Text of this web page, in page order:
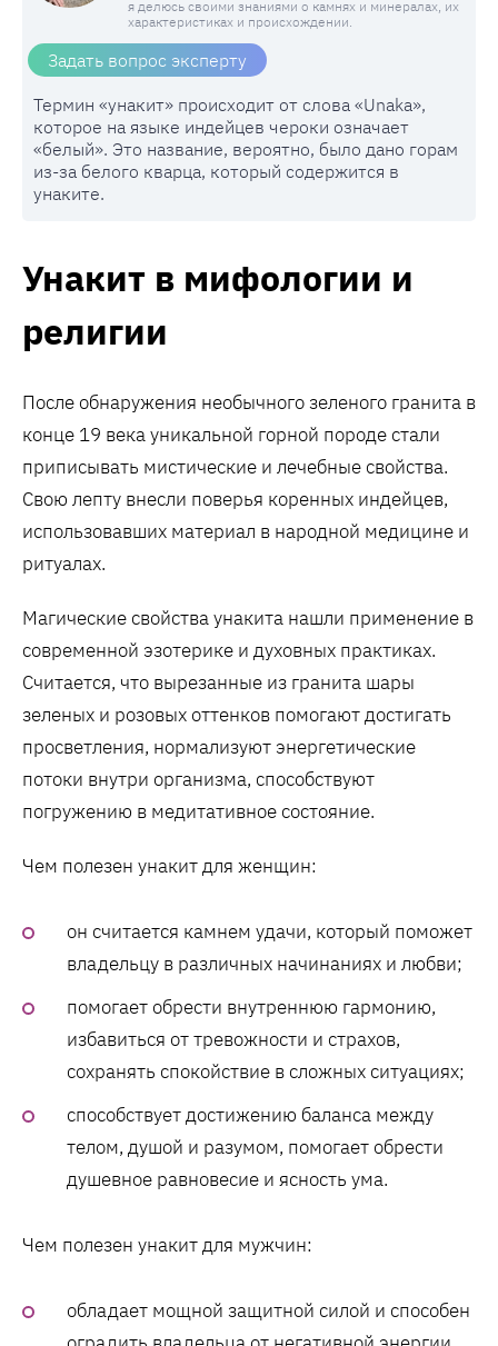
я делюсь своими знаниями о камнях и минералах, их
характеристиках и происхождении.
Задать вопрос эксперту
Термин «унакит» происходит от слова «Unaka»,
которое на языке индейцев чероки означает
«белый». Это название, вероятно, было дано горам
из-за белого кварца, который содержится в
унаките.
Унакит в мифологии и
религии
После обнаружения необычного зеленого гранита в
конце 19 века уникальной горной породе стали
приписывать мистические и лечебные свойства.
Свою лепту внесли поверья коренных индейцев,
использовавших материал в народной медицине и
ритуалах.
Магические свойства унакита нашли применение в
современной эзотерике и духовных практиках.
Считается, что вырезанные из гранита шары
зеленых и розовых оттенков помогают достигать
просветления, нормализуют энергетические
потоки внутри организма, способствуют
погружению в медитативное состояние.
Чем полезен унакит для женщин:
он считается камнем удачи, который поможет
владельцу в различных начинаниях и любви;
помогает обрести внутреннюю гармонию,
избавиться от тревожности и страхов,
сохранять спокойствие в сложных ситуациях;
способствует достижению баланса между
телом, душой и разумом, помогает обрести
душевное равновесие и ясность ума.
Чем полезен унакит для мужчин:
обладает мощной защитной силой и способен